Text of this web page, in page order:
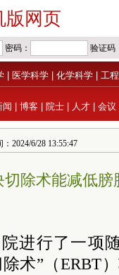
版网页
医学科学 化学科学 工
闻 博客 院士 人才 会议
2024/6/28 13:55:47
除术能减低膀
进行了一项
术”（ERBT